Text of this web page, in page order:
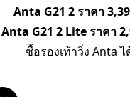
Anta G21 2 ราคา
Anta G21 2 Lite ราคา
ซื้อรองเท้าวิ่ง Anta ไ